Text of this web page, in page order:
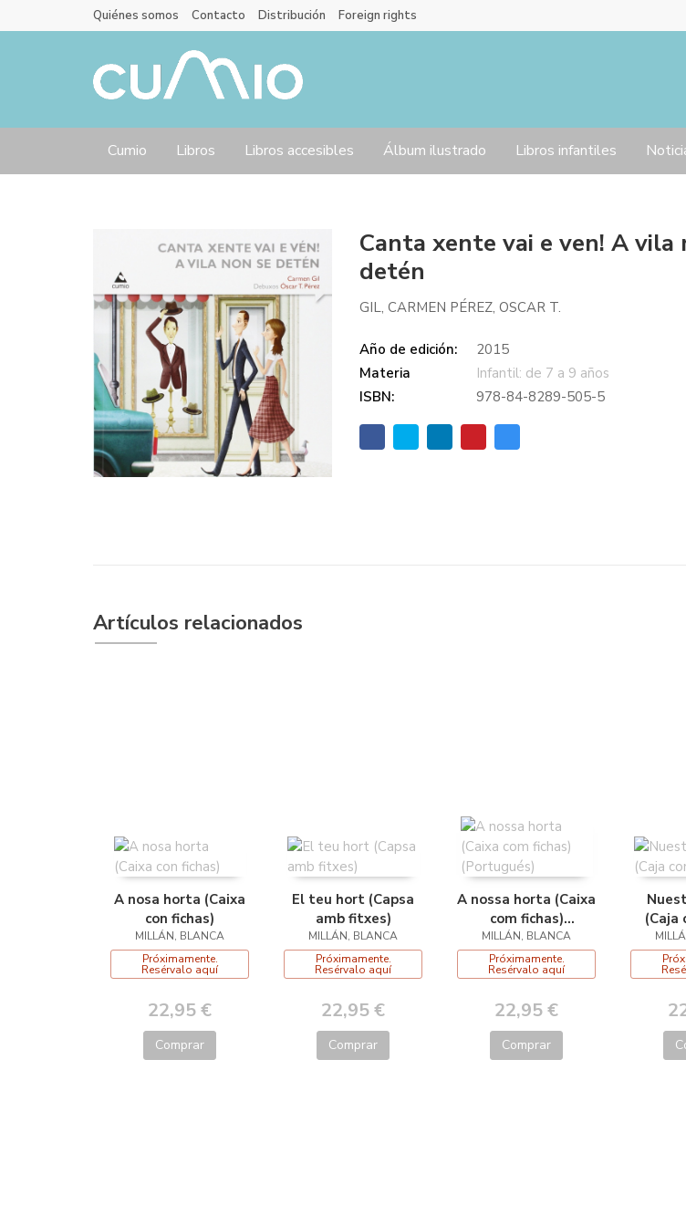
Quiénes somos Contacto Distribución Foreign rights
Cumio Libros Libros accesibles Álbum ilustrado Libros infantiles
Canta xente vai e ven! A vila
detén
GIL, CARMEN PÉREZ, OSCAR T.
Año de edición:
2015
Materia
Infantil: de 7 a 9 años
ISBN:
978-84-8289-505-5
Artículos relacionados
A nosa horta (Caixa
con fichas)
MILLÁN, BLANCA
Próximamente.
Resérvalo aquí
22,95 €
Comprar
El teu hort (Capsa
amb fitxes)
MILLÁN, BLANCA
Próximamente.
Resérvalo aquí
22,95 €
Comprar
A nossa horta (Caixa
com fichas)
(Portugués)
MILLÁN, BLANCA
Próximamente.
Resérvalo aquí
22,95 €
Comprar
(Caja